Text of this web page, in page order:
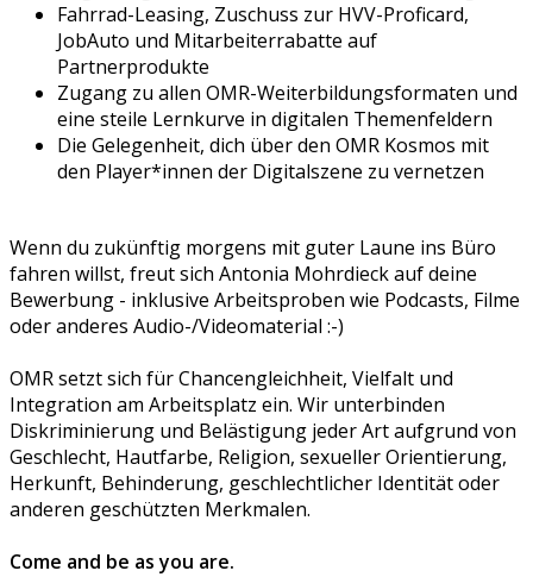
Fahrrad-Leasing, Zuschuss zur HVV-Proficard,
JobAuto und Mitarbeiterrabatte auf
Partnerprodukte
Zugang zu allen OMR-Weiterbildungsformaten und
eine steile Lernkurve in digitalen Themenfeldern
Die Gelegenheit, dich über den OMR Kosmos mit
den Player*innen der Digitalszene zu vernetzen
Wenn du zukünftig morgens mit guter Laune ins Büro
fahren willst, freut sich Antonia Mohrdieck auf deine
Bewerbung - inklusive Arbeitsproben wie Podcasts, Filme
oder anderes Audio-/Videomaterial :-)
OMR setzt sich für Chancengleichheit, Vielfalt und
Integration am Arbeitsplatz ein. Wir unterbinden
Diskriminierung und Belästigung jeder Art aufgrund von
Geschlecht, Hautfarbe, Religion, sexueller Orientierung,
Herkunft, Behinderung, geschlechtlicher Identität oder
anderen geschützten Merkmalen.
Come and be as you are.